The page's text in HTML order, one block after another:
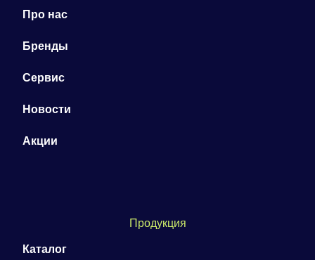
Про нас
Бренды
Сервис
Новости
Акции
Продукция
Каталог